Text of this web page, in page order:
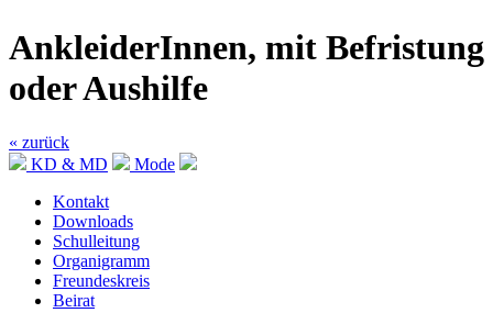
AnkleiderInnen, mit Befristung
oder Aushilfe
« zurück
KD & MD
Mode
Kontakt
Downloads
Schulleitung
Organigramm
Freundeskreis
Beirat